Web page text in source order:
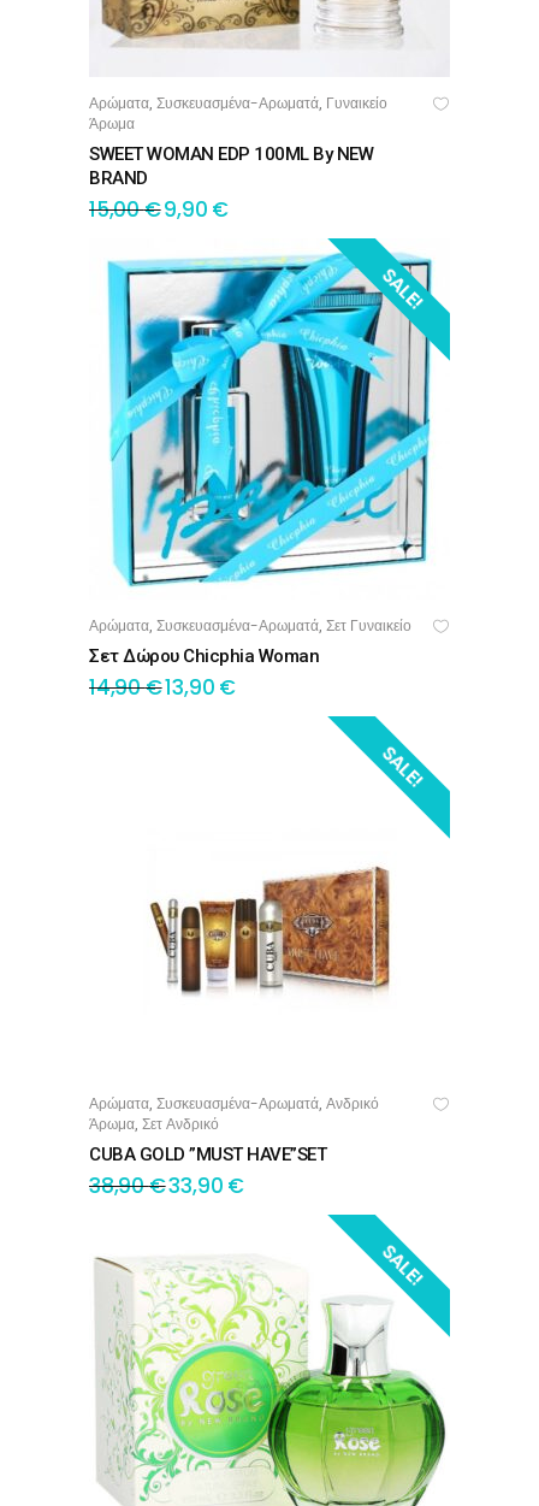
ΠΡΟΣΘΉΚΗ ΣΤΟ ΚΑΛΆΘΙ
Αρώματα, Συσκευασμένα-Αρωματά, Γυναικείο
Άρωμα
SWEET WOMAN EDP 100ML By NEW
BRAND
15,00€9,90 €
SALE!
ΠΡΟΣΘΉΚΗ ΣΤΟ ΚΑΛΆΘΙ
Αρώματα, Συσκευασμένα-Αρωματά, Σετ Γυναικείο
Σετ Δώρου Chicphia Woman
14,90€13,90 €
SALE!
ΠΡΟΣΘΉΚΗ ΣΤΟ ΚΑΛΆΘΙ
Αρώματα, Συσκευασμένα-Αρωματά, Ανδρικό
Άρωμα, Σετ Ανδρικό
CUBA GOLD ”MUST HAVE”SET
38,90€33,90 €
SALE!